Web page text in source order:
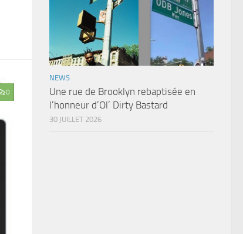
0
NEWS
Une rue de Brooklyn rebaptisée en
l’honneur d’Ol’ Dirty Bastard
30 JUILLET 2026